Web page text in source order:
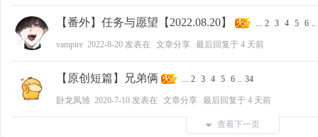
【番外】任务与愿望【2022.08.20】 ... 2 3 4 5 6 ..
vampire 2022-8-20 发表在 文章分享 最后回复于 4 天前
【原创短篇】兄弟俩 ... 2 3 4 5 6 .. 34
卧龙凤雏 2020-7-10 发表在 文章分享 最后回复于 4 天前
查看下一页